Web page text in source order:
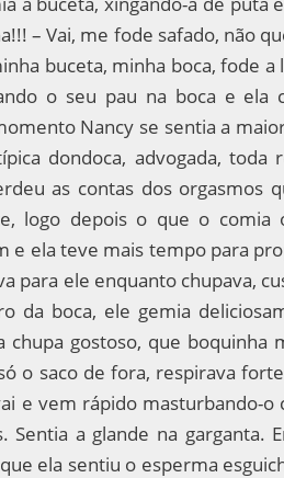
– Vai, me fode safado, não
buceta, minha boca, fode
o seu pau na boca e ela
Nancy se sentia a
dondoca, advogada,
as contas dos orgasmos
logo depois o que o
e ela teve mais tempo para
para ele enquanto chupava,
da boca, ele gemia
chupa gostoso, que
o saco de fora, respirava
e vem rápido masturbando-o
Sentia a glande na garganta.
ela sentiu o esperma